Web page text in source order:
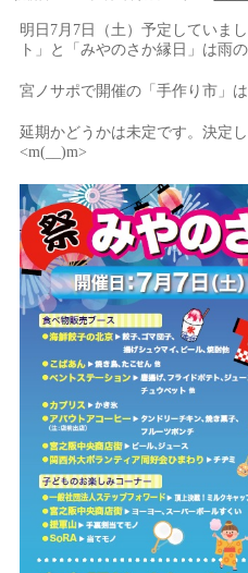
明日7月7日（土）予定していま
ト」と「みやのさか縁日」は雨
宮ノサポで開催の「手作り市」
延期かどうかは未定です。決定
<m(__)m>